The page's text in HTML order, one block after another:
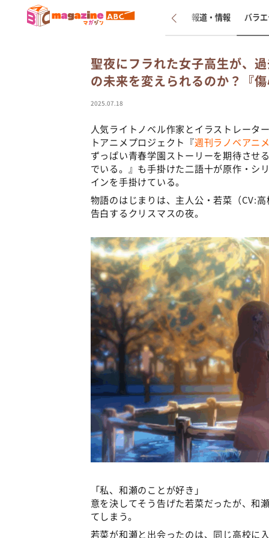
新着 インタビュー 報道・情報 バラ
聖夜にフラれた女子高生が、
の未来を変えられるのか？『
2025.07.18
人気ライトノベル作家とイラストレー
トアニメプロジェクト『週刊ラノベアニ
ずっぱい青春学園ストーリーを期待させ
でいる。』も手掛けた二語十が原作・シ
インを手掛けている。
物語のはじまりは、主人公・若菜（CV:
告白するクリスマスの夜。
「私、和瀬のことが好き」
意を決してそう告げた若菜だったが、
てしまう。
若菜が和瀬と出会ったのは、同じ高校に